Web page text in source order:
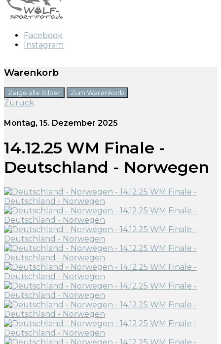
Facebook
Instagram
Warenkorb
Zeige alle Bilder Zum Warenkorb
Zurück
Montag, 15. Dezember 2025
14.12.25 WM Finale -
Deutschland - Norwegen